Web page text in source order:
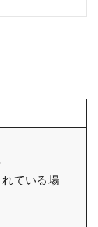
ている場